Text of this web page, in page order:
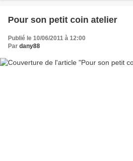
Pour son petit coin atelier
Publié le 10/06/2011 à 12:00
Par dany88